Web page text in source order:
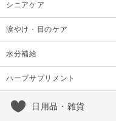
シニアケア
涙やけ・目のケア
水分補給
ハーブサプリメント
日用品・雑貨